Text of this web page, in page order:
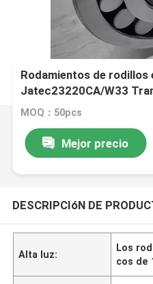
Rodamientos de
Jatec23220CA/W33
100×180×60 de la fan
MOQ：50pcs
Mejor precio
DESCRIPCIóN DE
Alta luz:
Los
cos de